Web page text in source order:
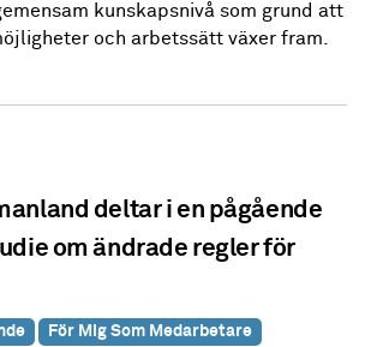
kunskapsnivå som grund att
och arbetssätt växer fram.
deltar i en pågående
om ändrade regler för
För Mig Som Medarbetare